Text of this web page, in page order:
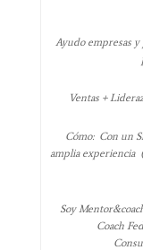
Ayudo empresas y
Ventas +
Cómo: Con un
amplia experiencia
Soy
Coach